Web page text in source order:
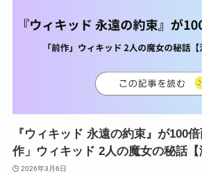
『ウィキッド 永遠の約束』が100
作」ウィキッド 2人の魔女の秘話【
2026年3月6日